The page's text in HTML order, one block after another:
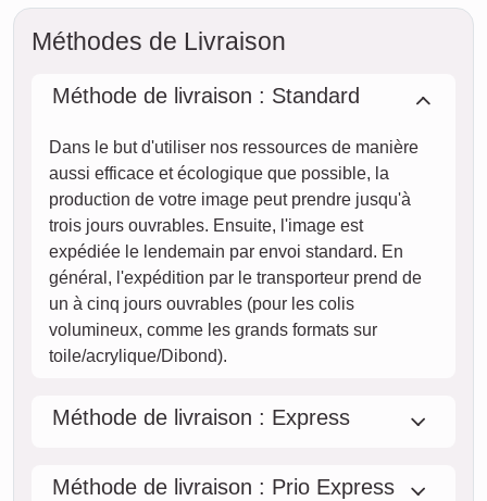
Méthodes de Livraison
Méthode de livraison : Standard
Dans le but d'utiliser nos ressources de manière
aussi efficace et écologique que possible, la
production de votre image peut prendre jusqu'à
trois jours ouvrables. Ensuite, l'image est
expédiée le lendemain par envoi standard. En
général, l'expédition par le transporteur prend de
un à cinq jours ouvrables (pour les colis
volumineux, comme les grands formats sur
toile/acrylique/Dibond).
Méthode de livraison : Express
Méthode de livraison : Prio Express